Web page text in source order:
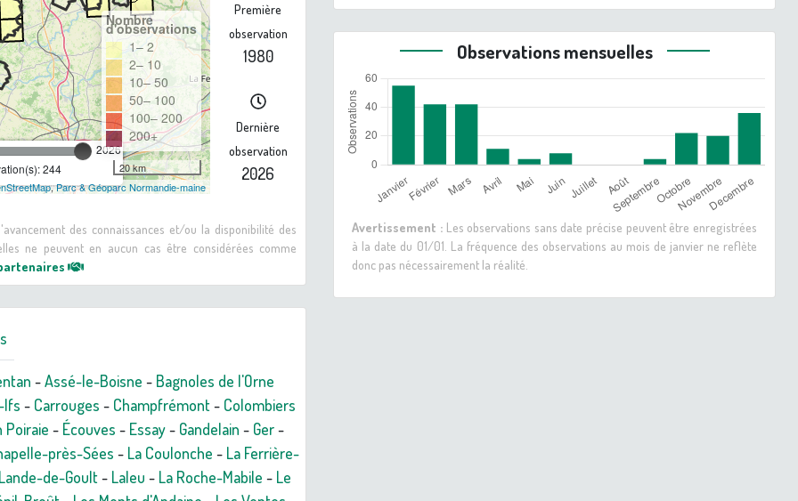
2026
244
Nombre
d'observations
1– 2
2– 10
10– 50
50– 100
100– 200
200+
20 km
,Parc & Géoparc Normandie-maine
Première
observation
1980
Dernière
observation
2026
des connaissances et/ou la disponibilité des
ne peuvent en aucun cas être considérées comme
-Assé-le-Boisne - Bagnoles de l'Orne
Ifs - Carrouges - Champfrémont- Colombiers
- Écouves - Essay- Gandelain - Ger-
près-Sées - La Coulonche - La Ferrière-
de-Goult- Laleu - La Roche-Mabile - Le
Observations mensuelles
Avertissement :Les observations sans date précise peuvent être enregistrées
à la date du 01/01. La fréquence des observations au mois de janvier ne reflète
donc pas nécessairement la réalité.